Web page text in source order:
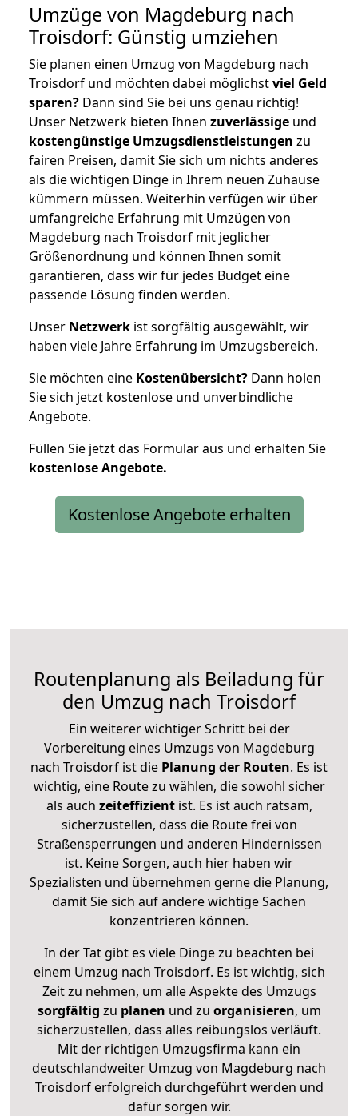
Umzüge von Magdeburg nach
Troisdorf: Günstig umziehen
Sie planen einen Umzug von Magdeburg nach
Troisdorf und möchten dabei möglichstviel Geld
sparen? Dann sind Sie bei uns genau richtig!
Unser Netzwerk bieten Ihnen zuverlässige und
kostengünstige Umzugsdienstleistungen zu
fairen Preisen, damit Sie sich um nichts anderes
als die wichtigen Dinge in Ihrem neuen Zuhause
kümmern müssen. Weiterhin verfügen wir über
umfangreiche Erfahrung mit Umzügen von
Magdeburg nach Troisdorf mit jeglicher
Größenordnung und können Ihnen somit
garantieren, dass wir für jedes Budget eine
passende Lösung finden werden.
Unser Netzwerk ist sorgfältig ausgewählt, wir
haben viele Jahre Erfahrung im Umzugsbereich.
Sie möchten eine Kostenübersicht? Dann holen
Sie sich jetzt kostenlose und unverbindliche
Angebote.
Füllen Sie jetzt das Formular aus und erhalten Sie
kostenloseAngebote.
Kostenlose Angebote erhalten
Routenplanung als Beiladung für
den Umzug nach Troisdorf
Ein weiterer wichtiger Schritt bei der
Vorbereitung eines Umzugs von Magdeburg
nach Troisdorf ist die Planung der Routen. Es ist
wichtig, eine Route zu wählen, die sowohl sicher
als auch zeiteffizientist. Es ist auch ratsam,
sicherzustellen, dass die Route frei von
Straßensperrungen und anderen Hindernissen
ist. Keine Sorgen, auch hier haben wir
Spezialisten und übernehmen gerne die Planung,
damit Sie sich auf andere wichtige Sachen
konzentrieren können.
In der Tat gibt es viele Dinge zu beachten bei
einem Umzug nach Troisdorf. Es ist wichtig, sich
Zeit zu nehmen, um alle Aspekte des Umzugs
sorgfältig zu planen und zu organisieren, um
sicherzustellen, dass alles reibungslos verläuft.
Mit der richtigen Umzugsfirma kann ein
deutschlandweiter Umzug von Magdeburg nach
Troisdorf erfolgreich durchgeführt werden und
dafür sorgen wir.